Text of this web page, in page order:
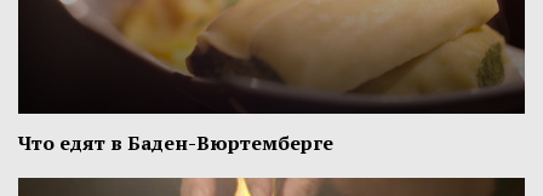
Что едят в Баден-Вюртемберге